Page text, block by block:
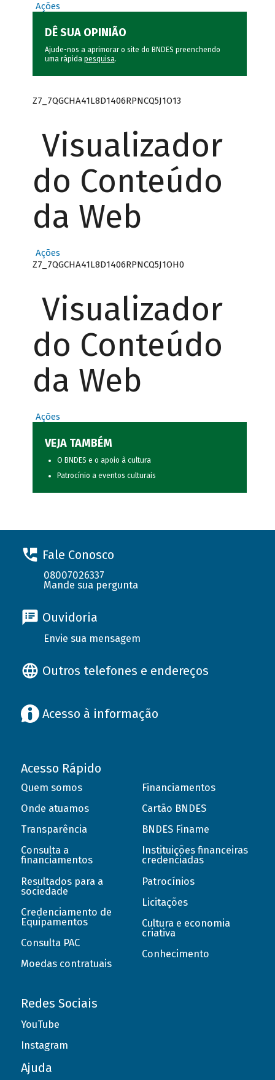
Ações
DÊ SUA OPINIÃO
Ajude-nos a aprimorar o site do BNDES preenchendo
uma rápida pesquisa.
Z7_7QGCHA41L8D1406RPNCQ5J1O13
Visualizador
do Conteúdo
da Web
Ações
Z7_7QGCHA41L8D1406RPNCQ5J1OH0
Visualizador
do Conteúdo
da Web
Ações
VEJA TAMBÉM
O BNDES e o apoio à cultura
Patrocínio a eventos culturais
Fale Conosco
08007026337
Mande sua pergunta
Ouvidoria
Envie sua mensagem
Outros telefones e endereços
Acesso à informação
Acesso Rápido
Quem somos
Onde atuamos
Transparência
Consulta a
financiamentos
Resultados para a
sociedade
Credenciamento de
Equipamentos
Consulta PAC
Moedas contratuais
Financiamentos
Cartão BNDES
BNDES Finame
Instituições financeiras
credenciadas
Patrocínios
Licitações
Cultura e economia
criativa
Conhecimento
Redes Sociais
YouTube
Instagram
Ajuda